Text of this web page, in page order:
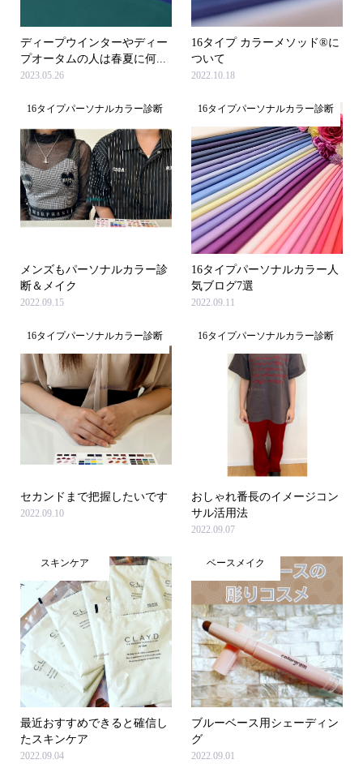
ディープウインターやディー
プオータムの人は春夏に何...
2023.05.26
16タイプ カラーメソッド®に
ついて
2022.10.18
16タイプパーソナルカラー診断
メンズもパーソナルカラー診
断＆メイク
2022.09.15
16タイプパーソナルカラー診断
16タイプパーソナルカラー人
気ブログ7選
2022.09.11
16タイプパーソナルカラー診断
セカンドまで把握したいです
2022.09.10
16タイプパーソナルカラー診断
おしゃれ番長のイメージコン
サル活用法
2022.09.07
スキンケア
最近おすすめできると確信し
たスキンケア
2022.09.04
ベースメイク
ブルーベース用シェーディン
グ
2022.09.01